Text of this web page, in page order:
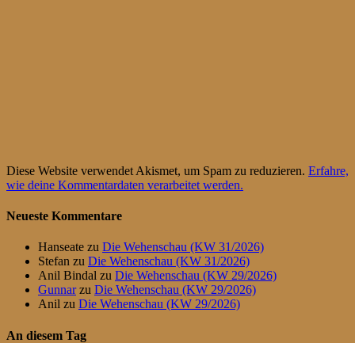
Diese Website verwendet Akismet, um Spam zu reduzieren. Erfahre,
wie deine Kommentardaten verarbeitet werden.
Neueste Kommentare
Hanseate zu Die Wehenschau (KW 31/2026)
Stefan zu Die Wehenschau (KW 31/2026)
Anil Bindal zu Die Wehenschau (KW 29/2026)
Gunnarzu Die Wehenschau (KW 29/2026)
Anil zu Die Wehenschau (KW 29/2026)
An diesem Tag